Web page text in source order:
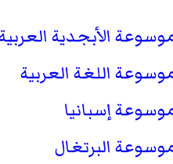
الأبجدية
اللغة العربية
إسبانيا
البرتغال